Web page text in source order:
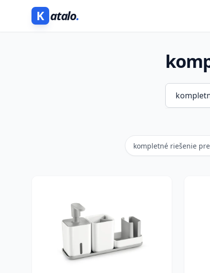
K atalo.
kompletné riešenie